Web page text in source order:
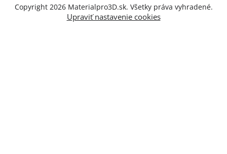
Copyright 2026 Materialpro3D.sk. Všetky práva vyhradené.
Upraviť nastavenie cookies